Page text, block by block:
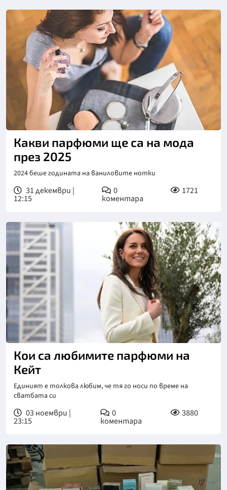
Какви парфюми ще са на мода
през 2025
2024 беше годината на ваниловите нотки
31 декември |
12:15
0
коментара
1721
Кои са любимите парфюми на
Кейт
Единият е толкова любим, че тя го носи по време на
сватбата си
03 ноември |
23:15
0
коментара
3880